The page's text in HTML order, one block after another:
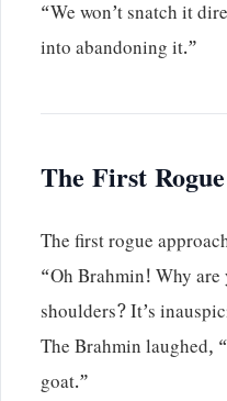
“We won’t snatch it
into abandoning it.”
The First Rogue
The first rogue
“Oh Brahmin! Why
shoulders? It’s
The Brahmin laughed,
goat.”